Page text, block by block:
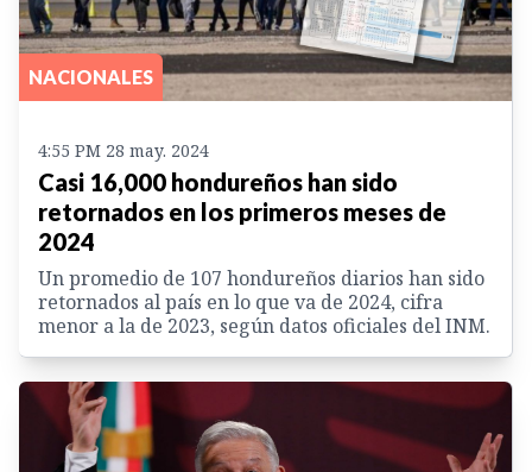
NACIONALES
4:55 PM 28 may. 2024
Casi 16,000 hondureños han sido
retornados en los primeros meses de
2024
Un promedio de 107 hondureños diarios han sido
retornados al país en lo que va de 2024, cifra
menor a la de 2023, según datos oficiales del INM.